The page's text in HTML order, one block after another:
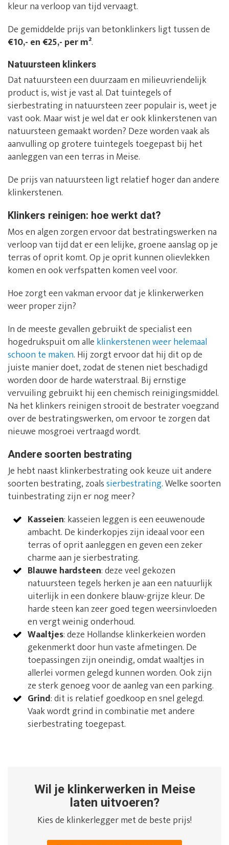
kleur na verloop van tijd vervaagt.
De gemiddelde prijs van betonklinkers ligt tussen de
€10,- en €25,- per m².
Natuursteen klinkers
Dat natuursteen een duurzaam en milieuvriendelijk
product is, wist je vast al. Dat tuintegels of
sierbestrating in natuursteen zeer populair is, weet je
vast ook. Maar wist je wel dat er ook klinkerstenen van
natuursteen gemaakt worden? Deze worden vaak als
aanvulling op grotere tuintegels toegepast bij het
aanleggen van een terras in Meise.
De prijs van natuursteen ligt relatief hoger dan andere
klinkerstenen.
Klinkers reinigen: hoe werkt dat?
Mos en algen zorgen ervoor dat bestratingswerken na
verloop van tijd dat er een lelijke, groene aanslag op je
terras of oprit komt. Op je oprit kunnen olievlekken
komen en ook verfspatten komen veel voor.
Hoe zorgt een vakman ervoor dat je klinkerwerken
weer proper zijn?
In de meeste gevallen gebruikt de specialist een
hogedrukspuit om alle klinkerstenen weer helemaal
schoon te maken. Hij zorgt ervoor dat hij dit op de
juiste manier doet, zodat de stenen niet beschadigd
worden door de harde waterstraal. Bij ernstige
vervuiling gebruikt hij een chemisch reinigingsmiddel.
Na het klinkers reinigen strooit de bestrater voegzand
over de bestratingswerken, om ervoor te zorgen dat
nieuwe mosgroei vertraagd wordt.
Andere soorten bestrating
Je hebt naast klinkerbestrating ook keuze uit andere
soorten bestrating, zoalssierbestrating. Welke soorten
tuinbestrating zijn er nog meer?
Kasseien: kasseien leggen is een eeuwenoude
ambacht. De kinderkopjes zijn ideaal voor een
terras of oprit aanleggen en geven een zeker
charme aan je sierbestrating.
Blauwe hardsteen: deze veel gekozen
natuursteen tegels herken je aan een natuurlijk
uiterlijk in een donkere blauw-grijze kleur. De
harde steen kan zeer goed tegen weersinvloeden
en vergt weinig onderhoud.
Waaltjes: deze Hollandse klinkerkeien worden
gekenmerkt door hun vaste afmetingen. De
toepassingen zijn oneindig, omdat waaltjes in
allerlei vormen gelegd kunnen worden. Ook zijn
ze sterk genoeg voor de aanleg van een parking.
Grind: dit is relatief goedkoop en snel gelegd.
Vaak wordt grind in combinatie met andere
sierbestrating toegepast.
Wil je klinkerwerken in Meise
laten uitvoeren?
Kies de klinkerlegger met de beste prijs!